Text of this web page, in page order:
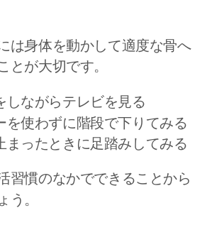
は身体を動かして適度な骨へ
とが大切です。
しながらテレビを見る
を使わずに階段で下りてみる
まったときに足踏みしてみる
習慣のなかでできることから
う。